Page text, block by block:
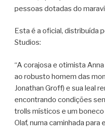
pessoas dotadas do
Esta é a oficial, distribuída
Studios:
“A corajosa e otimista
ao robusto homem das
Jonathan Groff) e sua leal
encontrando condições
trolls místicos e um
Olaf, numa caminhada para